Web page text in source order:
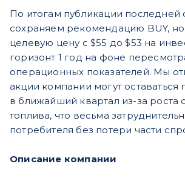
По итогам публикации последней
сохраняем рекомендацию BUY,
целевую цену с $55 до $53 на
горизонт 1 год на фоне
операционных показателей. Мы
акции компании могут
в ближайший квартал из-за роста
топлива, что весьма
потребителя без потери части
Описание компании